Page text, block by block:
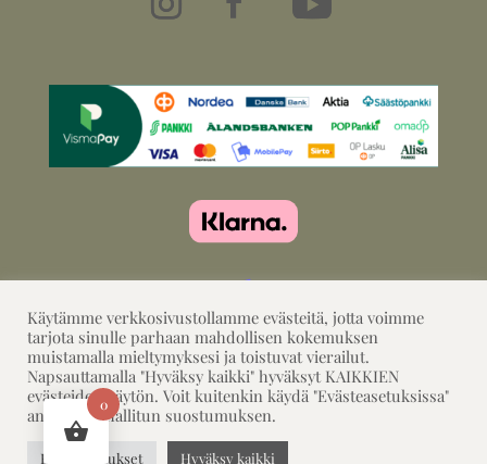
©2026, Designed by SiljArt
Käytämme verkkosivustollamme evästeitä, jotta voimme
tarjota sinulle parhaan mahdollisen kokemuksen
muistamalla mieltymyksesi ja toistuvat vierailut.
Napsauttamalla "Hyväksy kaikki" hyväksyt KAIKKIEN
evästeiden käytön. Voit kuitenkin käydä "Evästeasetuksissa"
antaaksesi hallitun suostumuksen.
Evästeasetukset Hyväksy kaikki
0